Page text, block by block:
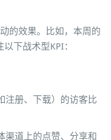
的效果。比如，本周的
下战术型KPI：
注册、下载）的访客比
渠道上的点赞、分享和